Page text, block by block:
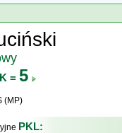
= 5
(MP)
PKL: